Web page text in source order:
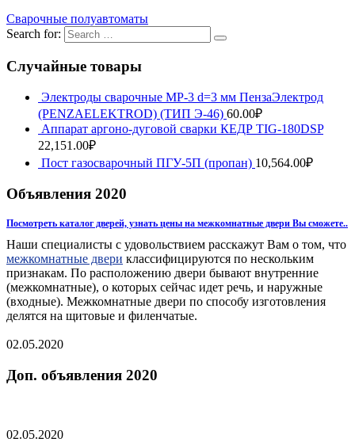
Сварочные полуавтоматы
Search for:
Случайные товары
Электроды сварочные МР-3 d=3 мм ПензаЭлектрод
(PENZAELEKTROD) (ТИП Э-46) 60.00₽
Аппарат аргоно-дуговой сварки КЕДР TIG-180DSP
22,151.00₽
Пост газосварочный ПГУ-5П (пропан) 10,564.00₽
Объявления 2020
Посмотреть каталог дверей, узнать цены на межкомнатные двери Вы сможете..
Наши специалисты с удовольствием расскажут Вам о том, что
межкомнатные двери классифицируются по нескольким
признакам. По расположению двери бывают внутренние
(межкомнатные), о которых сейчас идет речь, и наружные
(входные). Межкомнатные двери по способу изготовления
делятся на щитовые и филенчатые.
02.05.2020
Доп. объявления 2020
02.05.2020